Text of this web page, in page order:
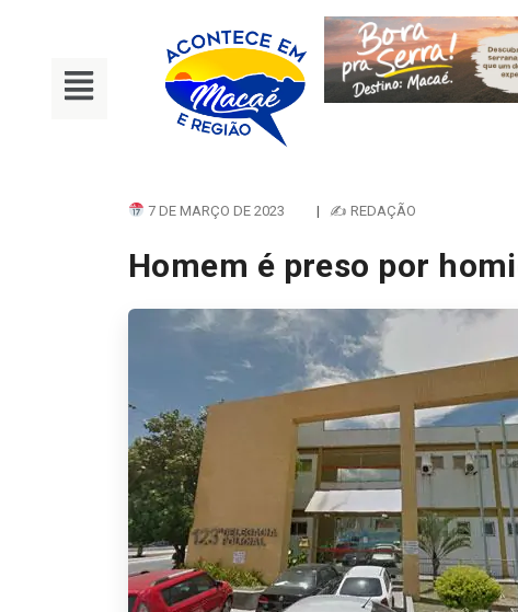
7 DE MARÇO DE 2023 | ✍ REDAÇÃO
Homem é preso por